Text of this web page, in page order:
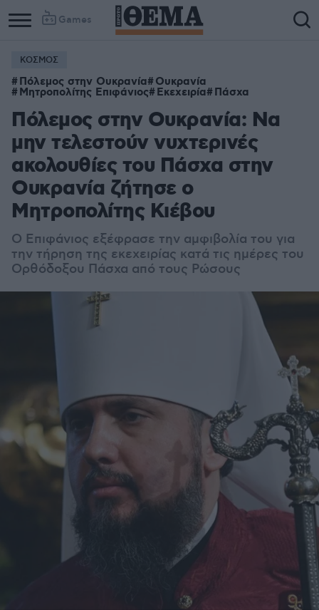
Games
ΚΟΣΜΟΣ
Πόλεμος στην Ουκρανία Ουκρανία
Μητροπολίτης Επιφάνιος Εκεχειρία Πάσχα
Πόλεμος στην Ουκρανία: Να
μην τελεστούν νυχτερινές
ακολουθίες του Πάσχα στην
Ουκρανία ζήτησε ο
Μητροπολίτης Κιέβου
Ο Επιφάνιος εξέφρασε την αμφιβολία του για
την τήρηση της εκεχειρίας κατά τις ημέρες του
Ορθόδοξου Πάσχα από τους Ρώσους